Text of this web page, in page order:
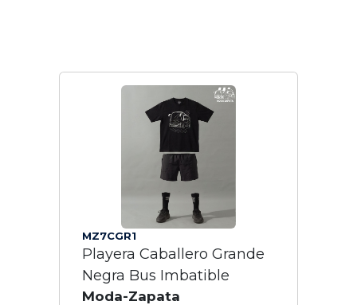
MZ7CGR1
Playera Caballero Grande
Negra Bus Imbatible
Moda-Zapata